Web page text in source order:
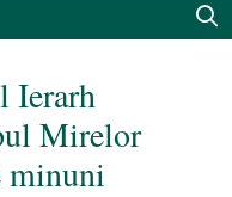
Ierarh
Mirelor
minuni